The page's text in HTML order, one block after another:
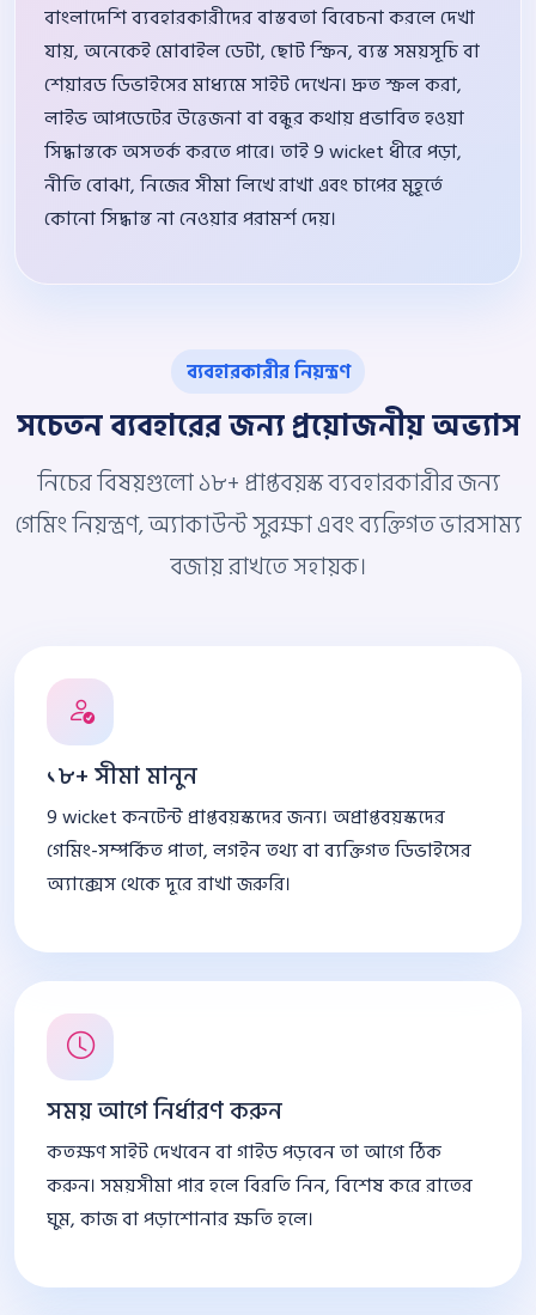
বাংলাদেশি ব্যবহারকারীদের বাস্তবতা বিবেচনা করলে দেখা
যায়, অনেকেই মোবাইল ডেটা, ছোট স্ক্রিন, ব্যস্ত সময়সূচি বা
শেয়ারড ডিভাইসের মাধ্যমে সাইট দেখেন। দ্রুত স্ক্রল করা,
লাইভ আপডেটের উত্তেজনা বা বন্ধুর কথায় প্রভাবিত হওয়া
সিদ্ধান্তকে অসতর্ক করতে পারে। তাই 9 wicket ধীরে পড়া,
নীতি বোঝা, নিজের সীমা লিখে রাখা এবং চাপের মুহূর্তে
কোনো সিদ্ধান্ত না নেওয়ার পরামর্শ দেয়।
ব্যবহারকারীর নিয়ন্ত্রণ
সচেতন ব্যবহারের জন্য প্রয়োজনীয় অভ্যাস
নিচের বিষয়গুলো ১৮+ প্রাপ্তবয়স্ক ব্যবহারকারীর জন্য
গেমিং নিয়ন্ত্রণ, অ্যাকাউন্ট সুরক্ষা এবং ব্যক্তিগত ভারসাম্য
বজায় রাখতে সহায়ক।
১৮+ সীমা মানুন
9 wicket কনটেন্ট প্রাপ্তবয়স্কদের জন্য। অপ্রাপ্তবয়স্কদের
গেমিং-সম্পর্কিত পাতা, লগইন তথ্য বা ব্যক্তিগত ডিভাইসের
অ্যাক্সেস থেকে দূরে রাখা জরুরি।
সময় আগে নির্ধারণ করুন
কতক্ষণ সাইট দেখবেন বা গাইড পড়বেন তা আগে ঠিক
করুন। সময়সীমা পার হলে বিরতি নিন, বিশেষ করে রাতের
ঘুম, কাজ বা পড়াশোনার ক্ষতি হলে।